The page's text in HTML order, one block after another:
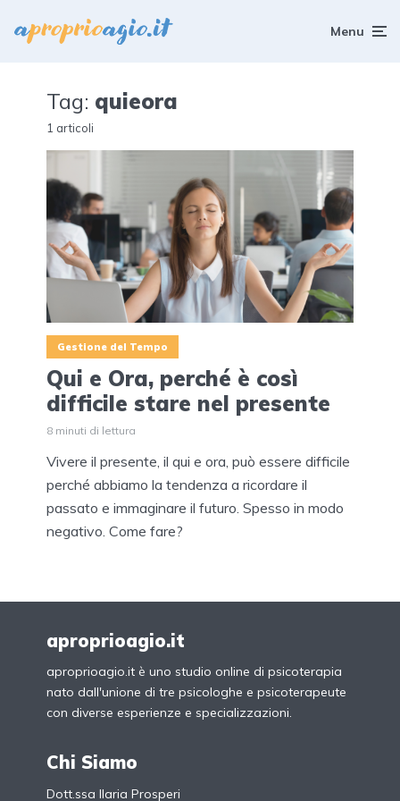
Menu
Tag: quieora
1 articoli
Gestione del Tempo
Qui e Ora, perché è così
difficile stare nel presente
8 minuti di lettura
Vivere il presente, il qui e ora, può essere difficile
perché abbiamo la tendenza a ricordare il
passato e immaginare il futuro. Spesso in modo
negativo. Come fare?
aproprioagio.it
aproprioagio.it è uno studio online di psicoterapia
nato dall'unione di tre psicologhe e psicoterapeute
con diverse esperienze e specializzazioni.
Chi Siamo
Dott.ssa Ilaria Prosperi